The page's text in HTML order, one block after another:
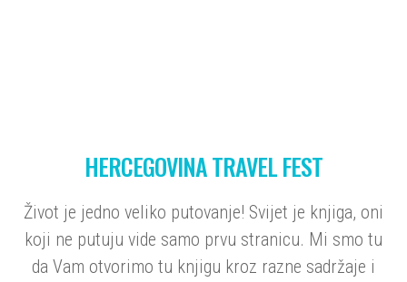
HERCEGOVINA TRAVEL FEST
Život je jedno veliko putovanje! Svijet je knjiga, oni
koji ne putuju vide samo prvu stranicu. Mi smo tu
da Vam otvorimo tu knjigu kroz razne sadržaje i